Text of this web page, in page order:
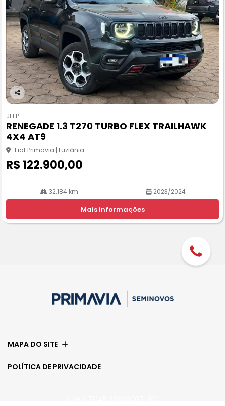
Co
pa
rtil
he
JEEP
RENEGADE 1.3 T270 TURBO FLEX TRAILHAWK
4X4 AT9
Fiat Primavia | Luziânia
R$ 122.900,00
32.184 km 2023/2024
Mais informações
MAPA DO SITE
POLÍTICA DE PRIVACIDADE